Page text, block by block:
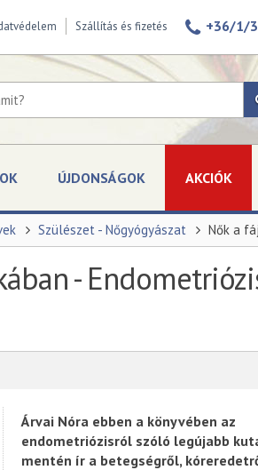
Szállítás és fizetés +36/1/
ÚJDONSÁGOK AKCIÓK
Szülészet - Nőgyógyászat Nők a
-
Árvai Nóra ebben a könyvében az
endometriózisról szóló legújabb
mentén ír a betegségről,